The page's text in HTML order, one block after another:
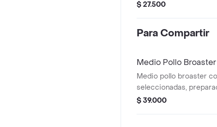
Arepas + 1 Ensalada + 1
$ 27.500
Para Compartir
Medio Pollo
Medio pollo broaster
seleccionadas,
receta especial que
$ 39.000